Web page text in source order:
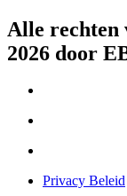
Alle rechten
2026 door
Privacy Beleid